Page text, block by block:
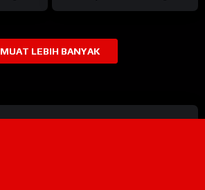
MUAT LEBIH BANYAK